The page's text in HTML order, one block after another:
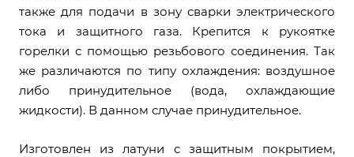
также для подачи в зону сварки электрического
тока и защитного газа. Крепится к рукоятке
горелки с помощью резьбового соединения. Так
же различаются по типу охлаждения: воздушное
либо принудительное (вода, охлаждающие
жидкости). В данном случае принудительное.
Изготовлен из латуни с защитным покрытием,